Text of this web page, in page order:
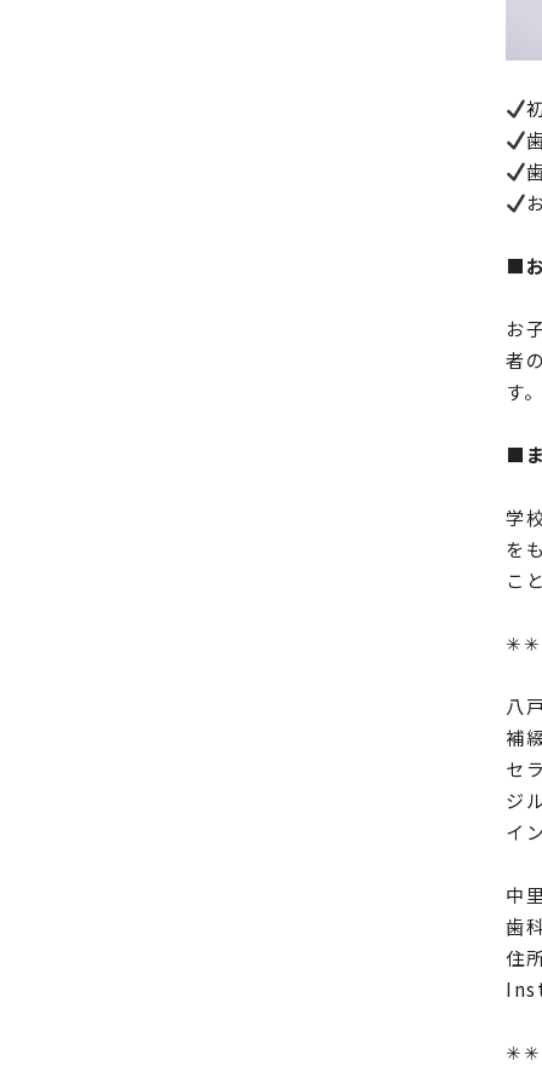
■
お
者
す
■
学
を
こ
✳︎✳︎＊
八
補
セ
ジ
イ
中
歯
住
✳︎✳︎＊